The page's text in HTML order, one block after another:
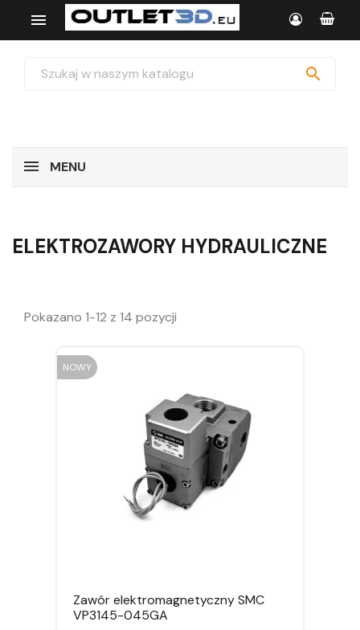


MENU
ELEKTROZAWORY HYDRAULICZNE
Pokazano 1-12 z 14 pozycji
NOWY
Zawór elektromagnetyczny SMC
VP3145-045GA